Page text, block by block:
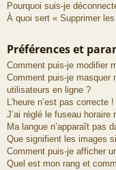
Pourquoi suis-je
À quoi sert « Supprimer
Préférences et
Comment puis-je modifier
Comment puis-je masquer
utilisateurs en ligne ?
L’heure n’est pas correcte !
J’ai réglé le fuseau horaire
Ma langue n’apparaît pas
Que signifient les images
Comment puis-je afficher
Quel est mon rang et